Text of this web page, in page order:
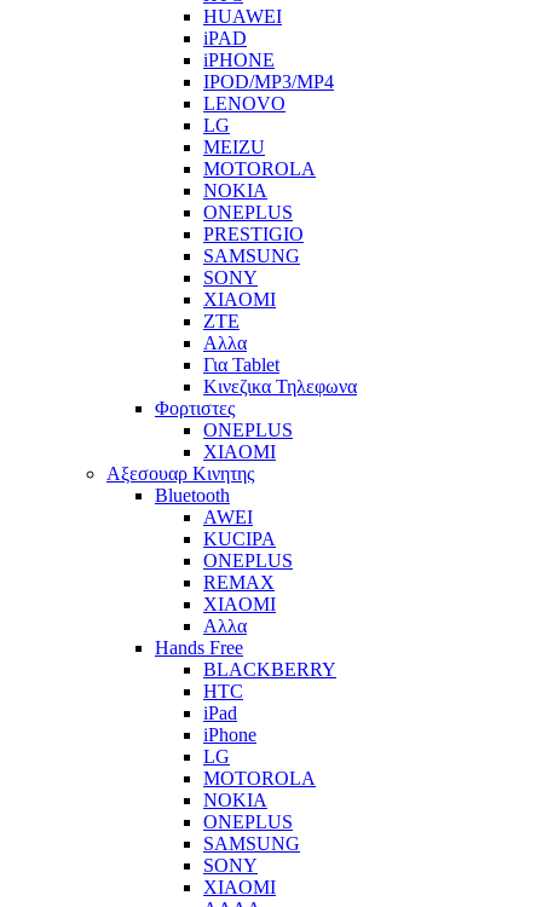
HUAWEI
iPAD
iPHONE
IPOD/MP3/MP4
LENOVO
LG
MEIZU
MOTOROLA
NOKIA
ONEPLUS
PRESTIGIO
SAMSUNG
SONY
XIAOMI
ZTE
Αλλα
Για Tablet
Κινεζικα Τηλεφωνα
Φορτιστες
ONEPLUS
XIAOMI
Αξεσουαρ Κινητης
Bluetooth
AWEI
KUCIPA
ONEPLUS
REMAX
XIAOMI
Αλλα
Hands Free
BLACKBERRY
HTC
iPad
iPhone
LG
MOTOROLA
NOKIA
ONEPLUS
SAMSUNG
SONY
XIAOMI